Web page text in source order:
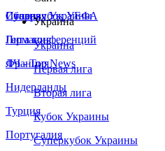
Сборная Украины
Италия
Германия
Франция
Нидерланды
Турция
Португалия
Суперкубок УЕФА
Лига конференций
ЛЧ - Top News
Украина
Украина
Первая лига
Вторая лига
Кубок Украины
Суперкубок Украины